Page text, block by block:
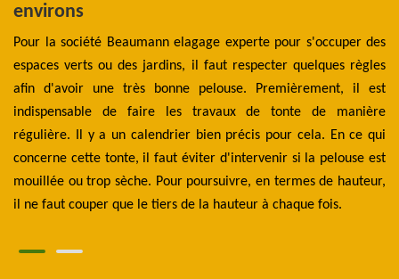
environs
Pour la société Beaumann elagage experte pour s'occuper des
espaces verts ou des jardins, il faut respecter quelques règles
afin d'avoir une très bonne pelouse. Premièrement, il est
indispensable de faire les travaux de tonte de manière
régulière. Il y a un calendrier bien précis pour cela. En ce qui
concerne cette tonte, il faut éviter d'intervenir si la pelouse est
mouillée ou trop sèche. Pour poursuivre, en termes de hauteur,
il ne faut couper que le tiers de la hauteur à chaque fois.